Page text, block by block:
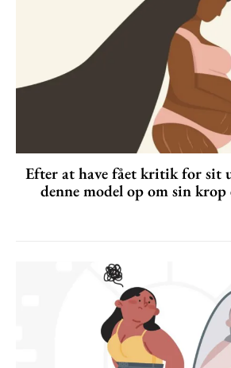
Efter at have fået kritik for sit
denne model op om sin